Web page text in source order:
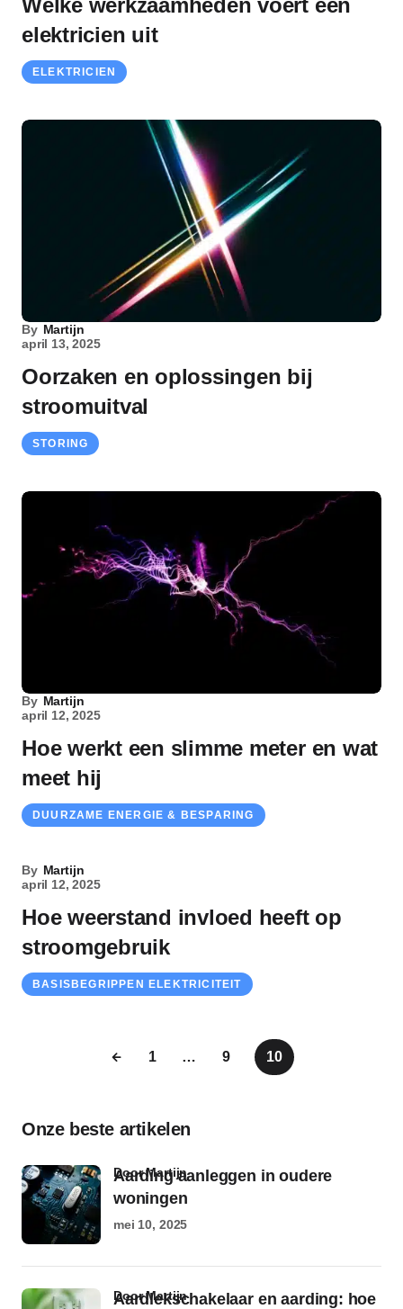
Welke werkzaamheden voert een
elektricien uit
ELEKTRICIEN
By Martijn
april 13, 2025
Oorzaken en oplossingen bij
stroomuitval
STORING
By Martijn
april 12, 2025
Hoe werkt een slimme meter en wat
meet hij
DUURZAME ENERGIE & BESPARING
By Martijn
april 12, 2025
Hoe weerstand invloed heeft op
stroomgebruik
BASISBEGRIPPEN ELEKTRICITEIT
1 … 9 10
Onze beste artikelen
Aarding aanleggen in oudere
woningen
door Martijn
mei 10, 2025
Aardlekschakelaar en aarding: hoe
door Martijn